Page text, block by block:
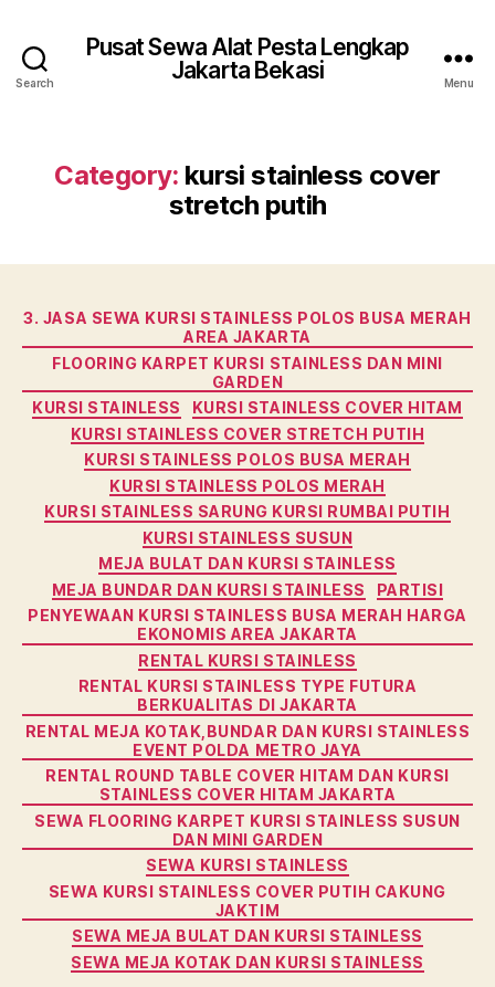
Search
Pusat Sewa Alat Pesta Lengkap
Jakarta Bekasi
Menu
Category: kursi stainless cover
stretch putih
Categories
3. JASA SEWA KURSI STAINLESS POLOS BUSA MERAH
AREA JAKARTA
FLOORING KARPET KURSI STAINLESS DAN MINI
GARDEN
KURSI STAINLESS
KURSI STAINLESS COVER HITAM
KURSI STAINLESS COVER STRETCH PUTIH
KURSI STAINLESS POLOS BUSA MERAH
KURSI STAINLESS POLOS MERAH
KURSI STAINLESS SARUNG KURSI RUMBAI PUTIH
KURSI STAINLESS SUSUN
MEJA BULAT DAN KURSI STAINLESS
MEJA BUNDAR DAN KURSI STAINLESS
PARTISI
PENYEWAAN KURSI STAINLESS BUSA MERAH HARGA
EKONOMIS AREA JAKARTA
RENTAL KURSI STAINLESS
RENTAL KURSI STAINLESS TYPE FUTURA
BERKUALITAS DI JAKARTA
RENTAL MEJA KOTAK,BUNDAR DAN KURSI STAINLESS
EVENT POLDA METRO JAYA
RENTAL ROUND TABLE COVER HITAM DAN KURSI
STAINLESS COVER HITAM JAKARTA
SEWA FLOORING KARPET KURSI STAINLESS SUSUN
DAN MINI GARDEN
SEWA KURSI STAINLESS
SEWA KURSI STAINLESS COVER PUTIH CAKUNG
JAKTIM
SEWA MEJA BULAT DAN KURSI STAINLESS
SEWA MEJA KOTAK DAN KURSI STAINLESS